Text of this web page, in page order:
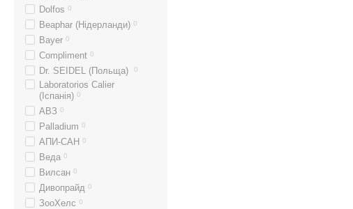
Dolfos 0
Beaphar (Нідерланди) 0
Bayer 0
Compliment 0
Dr. SEIDEL (Польща) 0
Laboratorios Calier
(Іспанія) 0
АВЗ 0
Palladium 0
АПИ-САН 0
Веда 0
Вилсан 0
Дивопрайд 0
ЗооХелс 0